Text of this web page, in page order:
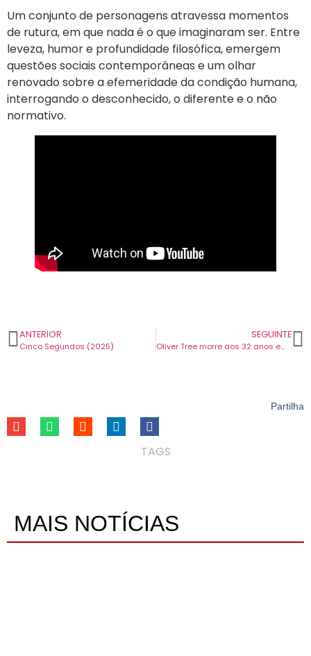
Um conjunto de personagens atravessa momentos
de rutura, em que nada é o que imaginaram ser. Entre
leveza, humor e profundidade filosófica, emergem
questões sociais contemporâneas e um olhar
renovado sobre a efemeridade da condição humana,
interrogando o desconhecido, o diferente e o não
normativo.
ANTERIOR
Cinco Segundos (2025)
SEGUINTE
Oliver Tree morre aos 32 anos em acidente de helicóptero no Rio de Janeiro. Atuava em Lisboa em julho.
Partilha
TAGS
MAIS NOTÍCIAS